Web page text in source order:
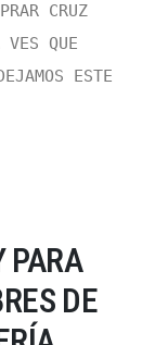
CRUZ
VES QUE
ESTE
PARA
DE